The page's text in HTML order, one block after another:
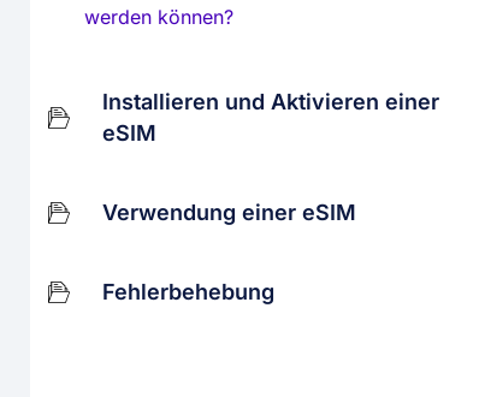
werden können?
Installieren und Aktivieren einer
eSIM
Verwendung einer eSIM
Fehlerbehebung